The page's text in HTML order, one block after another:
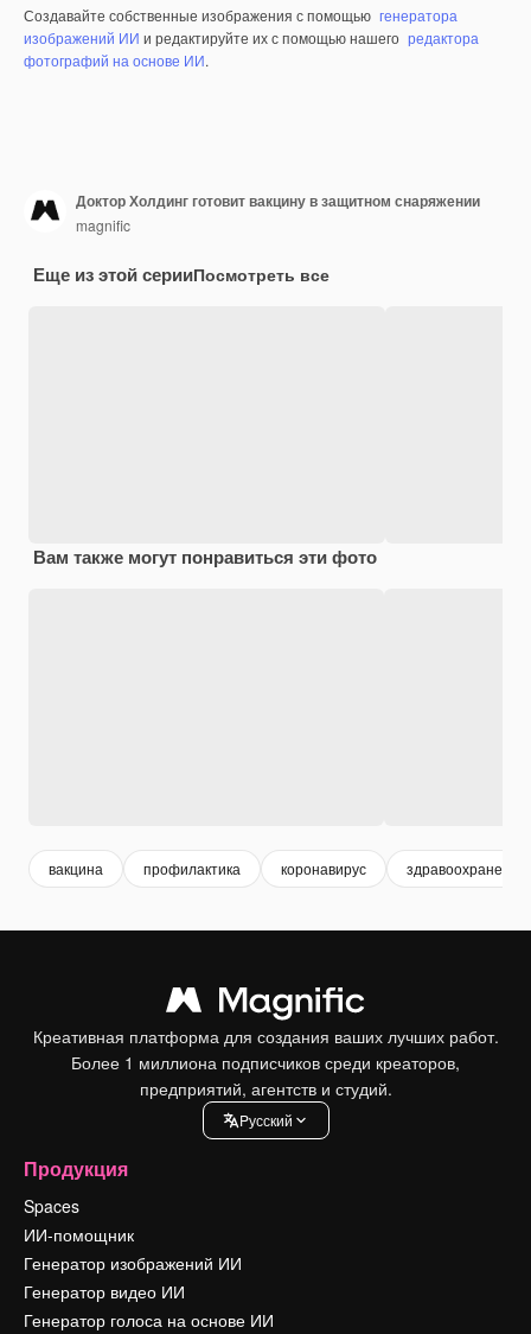
Создавайте собственные изображения с помощью генератора
изображений ИИ и редактируйте их с помощью нашего редактора
фотографий на основе ИИ.
Доктор Холдинг готовит вакцину в защитном снаряжении
magnific
Еще из этой серииПосмотреть все
Вам также могут понравиться эти фото
вакцина профилактика коронавирус здравоохранение
Креативная платформа для создания ваших лучших работ.
Более 1 миллиона подписчиков среди креаторов,
предприятий, агентств и студий.
Pусский
Продукция
Spaces
ИИ-помощник
Генератор изображений ИИ
Генератор видео ИИ
Генератор голоса на основе ИИ